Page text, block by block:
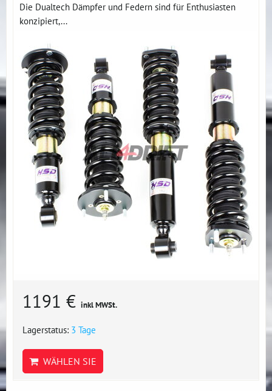
Die Dualtech Dämpfer und Federn sind für Enthusiasten
konzipiert,...
1191 € inkl MWSt.
Lagerstatus: 3 Tage
WÄHLEN SIE